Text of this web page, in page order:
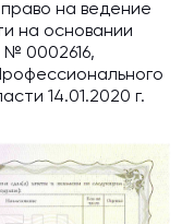
на ведение
на основании
0002616,
14.01.2020 г.